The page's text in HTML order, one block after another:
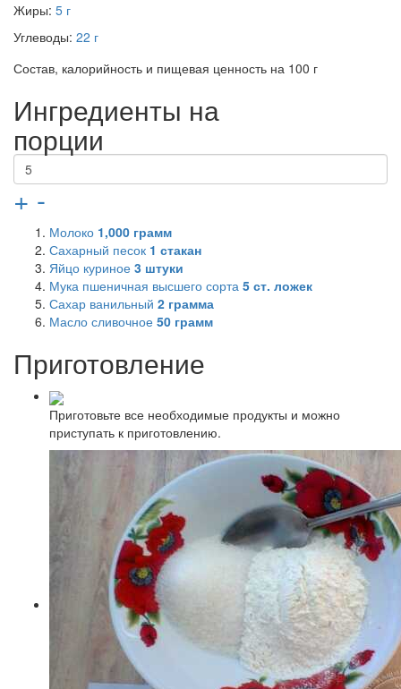
Жиры: 5 г
Углеводы: 22 г
Состав, калорийность и пищевая ценность на 100 г
Ингредиенты на
порции
+ -
Молоко 1,000 грамм
Сахарный песок 1 стакан
Яйцо куриное 3 штуки
Мука пшеничная высшего сорта 5 ст. ложек
Сахар ванильный 2 грамма
Масло сливочное 50 грамм
Приготовление
Приготовьте все необходимые продукты и можно
приступать к приготовлению.